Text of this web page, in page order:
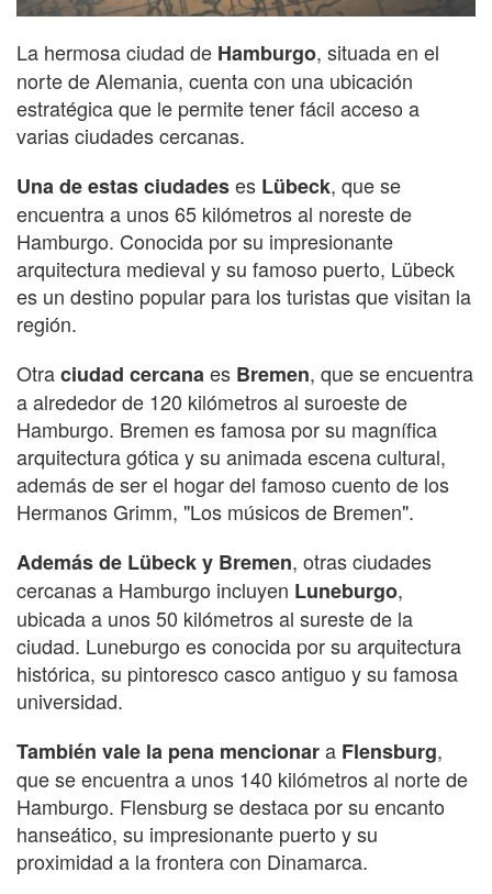
La hermosa ciudad de Hamburgo, situada en el
norte de Alemania, cuenta con una ubicación
estratégica que le permite tener fácil acceso a
varias ciudades cercanas.
Una de estas ciudadeses Lübeck, que se
encuentra a unos 65 kilómetros al noreste de
Hamburgo. Conocida por su impresionante
arquitectura medieval y su famoso puerto, Lübeck
es un destino popular para los turistas que visitan la
región.
Otraciudad cercanaes Bremen, que se encuentra
a alrededor de 120 kilómetros al suroeste de
Hamburgo. Bremen es famosa por su magnífica
arquitectura gótica y su animada escena cultural,
además de ser el hogar del famoso cuento de los
Hermanos Grimm, "Los músicos de Bremen".
Además de Lübeck y Bremen, otras ciudades
cercanas a Hamburgo incluyen Luneburgo,
ubicada a unos 50 kilómetros al sureste de la
ciudad. Luneburgo es conocida por su arquitectura
histórica, su pintoresco casco antiguo y su famosa
universidad.
También vale la pena mencionara Flensburg,
que se encuentra a unos 140 kilómetros al norte de
Hamburgo. Flensburg se destaca por su encanto
hanseático, su impresionante puerto y su
proximidad a la frontera con Dinamarca.